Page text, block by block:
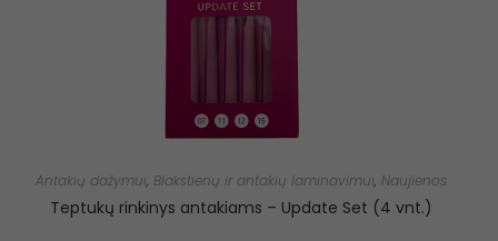
Antakių dažymui, Blakstienų ir antakių laminavimui, Naujienos
Teptukų rinkinys antakiams – Update Set (4 vnt.)